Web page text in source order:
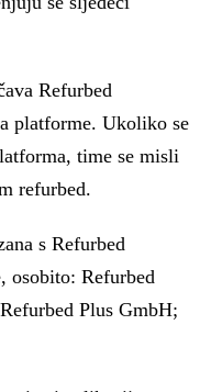
Refurbed
platforme. Ukoliko se
time se misli
refurbed.
s Refurbed
osobito: Refurbed
Plus GmbH;